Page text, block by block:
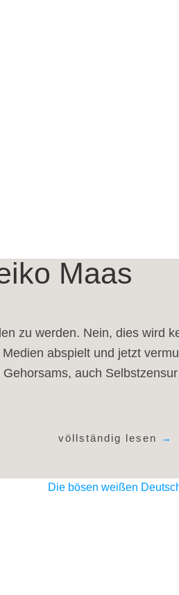
Maas
zu werden. Nein, dies wird
abspielt und jetzt
auch
völlständig lesen →